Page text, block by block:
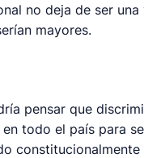
no deja de ser
mayores.
pensar que
todo el país para